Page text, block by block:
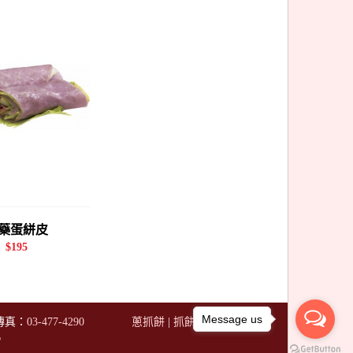
蛋絣皮
$195
： 03-477-4290
蔥抓餅 | 抓餅 |購物說明
Message us